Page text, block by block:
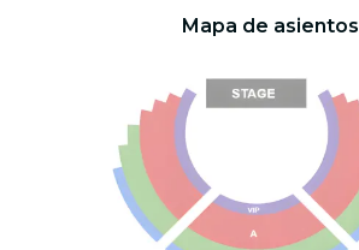
Mapa de asientos